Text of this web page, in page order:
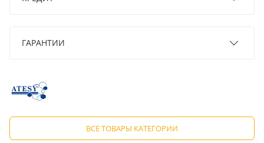
ГАРАНТИИ
ВСЕ ТОВАРЫ КАТЕГОРИИ